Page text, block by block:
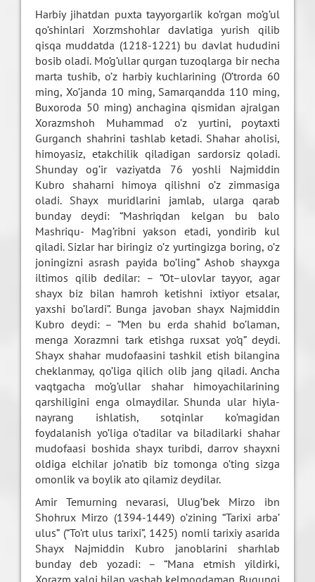
Harbiy jihatdan puxta tayyorgarlik ko’rgan mo’g’ul
qo’shinlari Xorzmshohlar davlatiga yurish qilib
qisqa muddatda (1218-1221) bu davlat hududini
bosib oladi. Mo’g’ullar qurgan tuzoqlarga bir necha
marta tushib, o’z harbiy kuchlarining (O’trorda 60
ming, Xo’janda 10 ming, Samarqandda 110 ming,
Buxoroda 50 ming) anchagina qismidan ajralgan
Xorazmshoh Muhammad o’z yurtini, poytaxti
Gurganch shahrini tashlab ketadi. Shahar aholisi,
himoyasiz, etakchilik qiladigan sardorsiz qoladi.
Shunday og’ir vaziyatda 76 yoshli Najmiddin
Kubro shaharni himoya qilishni o’z zimmasiga
oladi. Shayx muridlarini jamlab, ularga qarab
bunday deydi: “Mashriqdan kelgan bu balo
Mashriqu- Mag’ribni yakson etadi, yondirib kul
qiladi. Sizlar har biringiz o’z yurtingizga boring, o’z
joningizni asrash payida bo’ling” Ashob shayxga
iltimos qilib dedilar: – “Ot–ulovlar tayyor, agar
shayx biz bilan hamroh ketishni ixtiyor etsalar,
yaxshi bo’lardi”. Bunga javoban shayx Najmiddin
Kubro deydi: – “Men bu erda shahid bo’laman,
menga Xorazmni tark etishga ruxsat yo’q” deydi.
Shayx shahar mudofaasini tashkil etish bilangina
cheklanmay, qo’liga qilich olib jang qiladi. Ancha
vaqtgacha mo’g’ullar shahar himoyachilarining
qarshiligini enga olmaydilar. Shunda ular hiyla-
nayrang ishlatish, sotqinlar ko’magidan
foydalanish yo’liga o’tadilar va biladilarki shahar
mudofaasi boshida shayx turibdi, darrov shayxni
oldiga elchilar jo’natib biz tomonga o’ting sizga
omonlik va boylik ato qilamiz deydilar.
Amir Temurning nevarasi, Ulug’bek Mirzo ibn
Shohrux Mirzo (1394-1449) o’zining “Tarixi arba’
ulus” (“To’rt ulus tarixi”, 1425) nomli tarixiy asarida
Shayx Najmiddin Kubro janoblarini sharhlab
bunday deb yozadi: – “Mana etmish yildirki,